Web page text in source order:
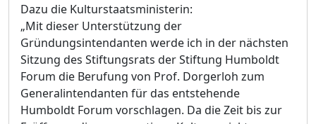
Dazu die Kulturstaatsministerin:
„Mit dieser Unterstützung der
Gründungsintendanten werde ich in der nächsten
Sitzung des Stiftungsrats der Stiftung Humboldt
Forum die Berufung von Prof. Dorgerloh zum
Generalintendanten für das entstehende
Humboldt Forum vorschlagen. Da die Zeit bis zur